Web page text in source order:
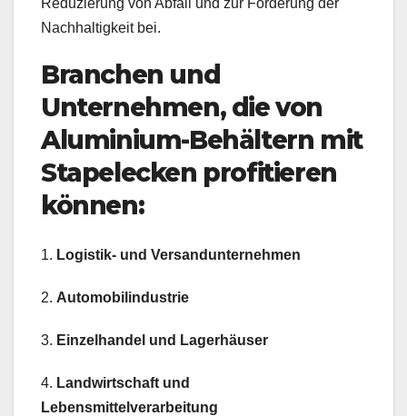
Reduzierung von Abfall und zur Förderung der
Nachhaltigkeit bei.
Branchen und
Unternehmen, die von
Aluminium-Behältern mit
Stapelecken profitieren
können:
1. Logistik- und Versandunternehmen
2. Automobilindustrie
3. Einzelhandel und Lagerhäuser
4. Landwirtschaft und
Lebensmittelverarbeitung